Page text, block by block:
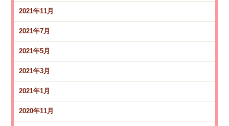
2021年11月
2021年7月
2021年5月
2021年3月
2021年1月
2020年11月